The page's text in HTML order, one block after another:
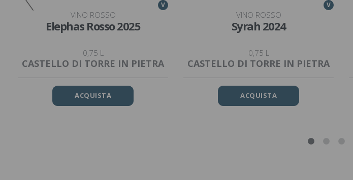
V
VINO ROSSO
Elephas Rosso 2025
0,75 L
CASTELLO DI TORRE IN PIETRA
ACQUISTA
V
VINO ROSSO
Syrah 2024
0,75 L
CASTELLO DI TORRE IN PIETRA
ACQUISTA